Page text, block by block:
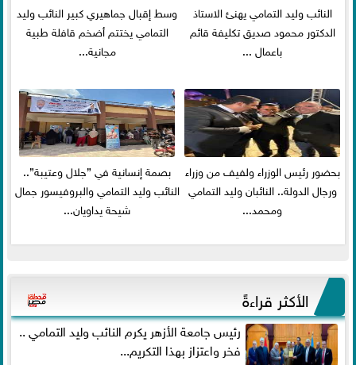
النائب وليد التمامي يهنئ الاستاذ
الدكتور محمود صديق تكليفة قائم
باعمال ...
وسط إقبال جماهيري كبير النائب وليد
التمامي يختتم أضخم قافلة طبية
مجانية...
بحضور رئيس الوزراء ولفيف من وزراء
ورجال الدولة.. النائبان وليد التمامي
ومحمد...
بصمة إنسانية في ”جلال وعتيبة”..
النائب وليد التمامي والبروفيسور جمال
شيحة يداويان...
الأكثر قراءةً
رئيس جامعة الأزهر يكرم النائب وليد التمامي ..
فخر واعتزاز بهذا التكريم...